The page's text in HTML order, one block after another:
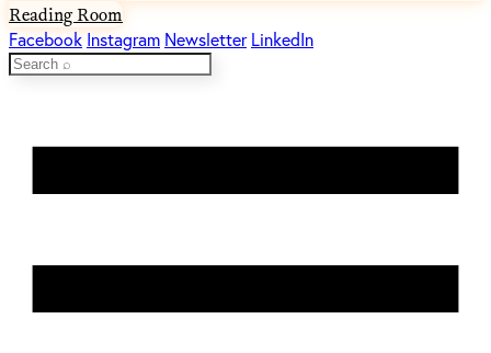
Reading Room
Facebook Instagram Newsletter LinkedIn